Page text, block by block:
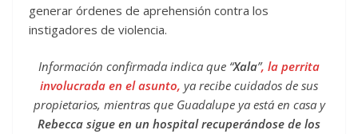
generar órdenes de aprehensión contra los
instigadores de violencia.
Información confirmada indica que “Xala”, la perrita
involucrada en el asunto, ya recibe cuidados de sus
propietarios, mientras que Guadalupe ya está en casa y
Rebecca sigue en un hospital recuperándose de los